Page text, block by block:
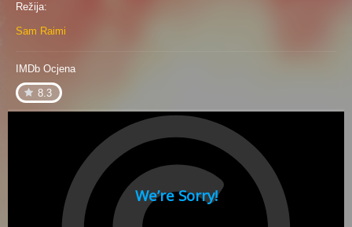
Režija:
Sam Raimi
IMDb Ocjena
8.3